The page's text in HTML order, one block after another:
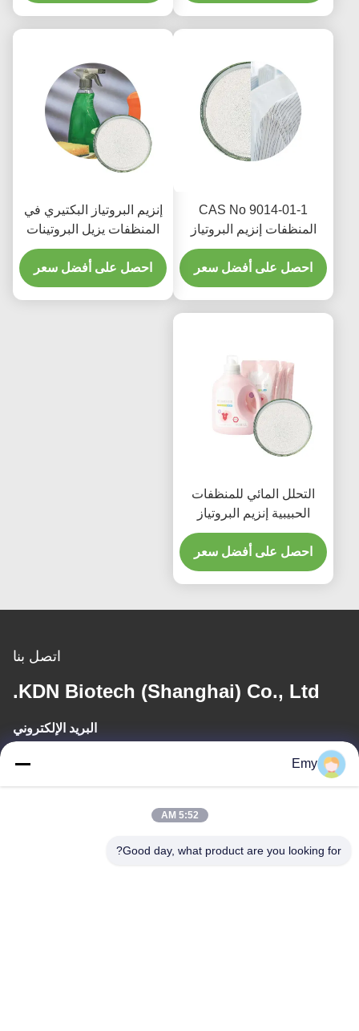
CAS No 9014-01-1
المنظفات إنزيم البروتياز
تدهور 100000 إلى
1000000u G
احصل على أفضل سعر
إنزيم البروتياز البكتيري في
المنظفات يزيل البروتينات
المتحللة للبقع
احصل على أفضل سعر
التحلل المائي للمنظفات
الحبيبية إنزيم البروتياز
القلوي CAS 9014-01-1
احصل على أفضل سعر
اتصل بنا
KDN Biotech (Shanghai) Co., Ltd.
البريد الإلكتروني
panxy@vlandgroup.com
Emy
5:52 AM
Good day, what product are you looking for?